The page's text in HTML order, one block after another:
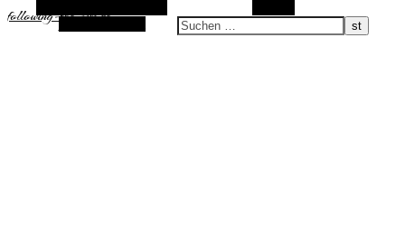
following-the-sun.de
Zufallsauswahl